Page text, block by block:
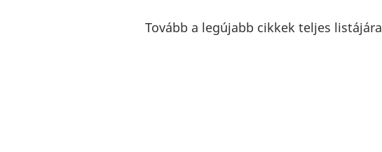
Tovább a legújabb cikkek teljes listájára